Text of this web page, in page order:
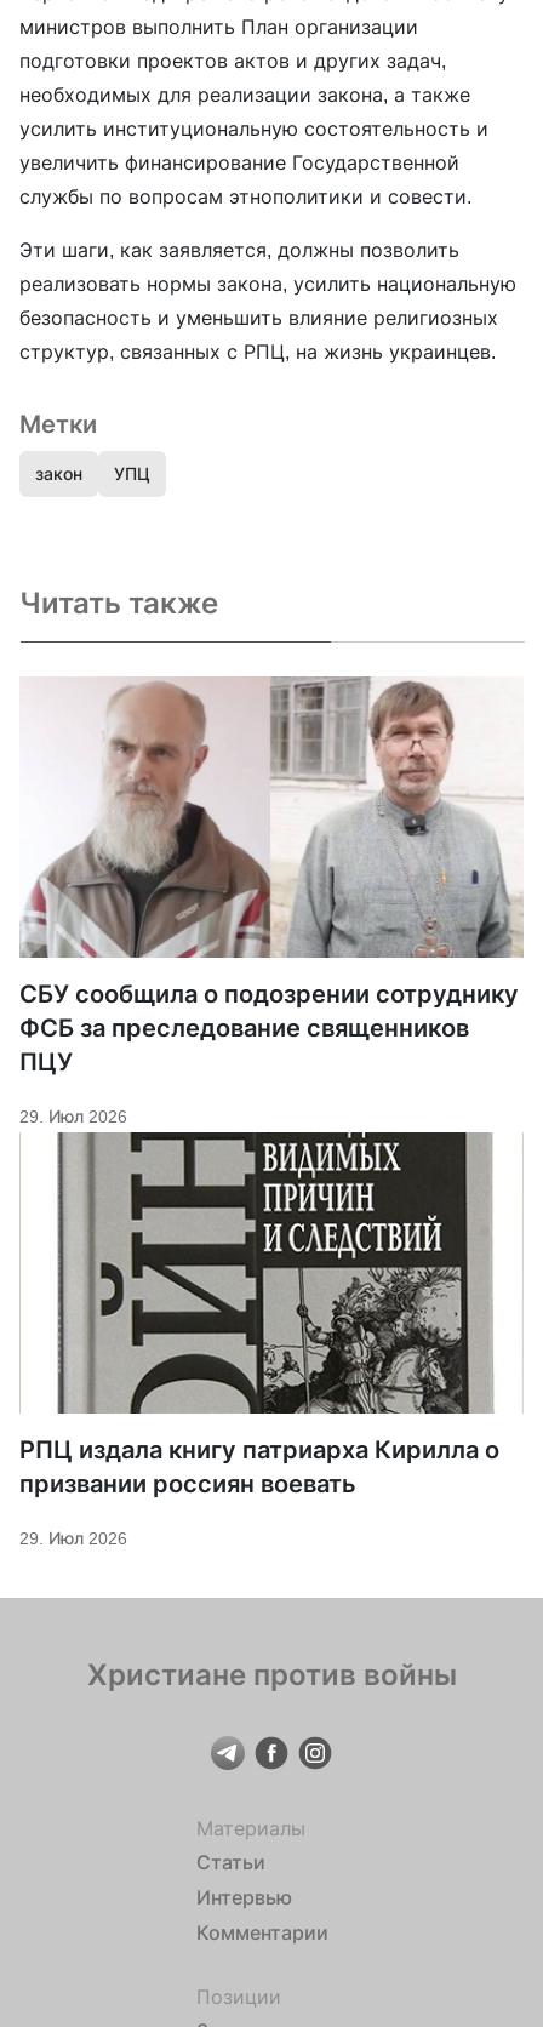
министров выполнить План организации
подготовки проектов актов и других задач,
необходимых для реализации закона, а также
усилить институциональную состоятельность и
увеличить финансирование Государственной
службы по вопросам этнополитики и совести.
Эти шаги, как заявляется, должны позволить
реализовать нормы закона, усилить национальную
безопасность и уменьшить влияние религиозных
структур, связанных с РПЦ, на жизнь украинцев.
Метки
закон УПЦ
Читать также
СБУ сообщила о подозрении сотруднику
ФСБ за преследование священников
ПЦУ
29. Июл 2026
РПЦ издала книгу патриарха Кирилла о
призвании россиян воевать
29. Июл 2026
Христиане против войны
Материалы
Статьи
Интервью
Комментарии
Позиции